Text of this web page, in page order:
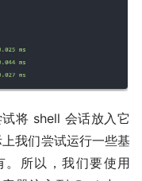
将 shell 会话放入它
我们尝试运行一些基
所以，我们要使用